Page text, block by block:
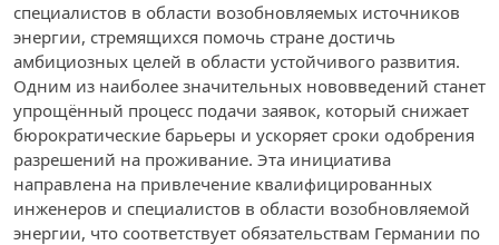
специалистов в области возобновляемых источников
энергии, стремящихся помочь стране достичь
амбициозных целей в области устойчивого развития.
Одним из наиболее значительных нововведений станет
упрощённый процесс подачи заявок, который снижает
бюрократические барьеры и ускоряет сроки одобрения
разрешений на проживание. Эта инициатива
направлена на привлечение квалифицированных
инженеров и специалистов в области возобновляемой
энергии, что соответствует обязательствам Германии по